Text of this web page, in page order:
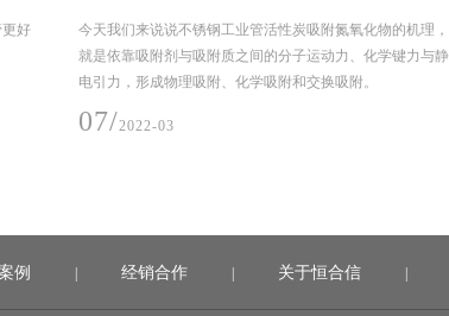
道系统产品
6月28日，楚能新能源孝感锂电池产业园项目一期投产活动
在孝感市临空经济区隆重举行，孝感市委书记胡玖明代表孝
感市委、市政府讲话，并宣布楚能新能源孝感锂电池产业园
03/2023-07
例 | 经销合作 | 关于恒合信 |